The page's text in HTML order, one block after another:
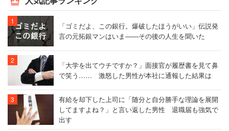
「ゴミだよ、この銀行。爆破したほうがいい」伝説発
言の元拓銀マンはいま――その後の人生を聞いた
「大学を出てウチですか？」面接官が履歴書を見て鼻
で笑う…… 激怒した男性が本社に通報した結果は
有給を却下した上司に「随分と自分勝手な理論を展開
してますよね？」と言い返した男性 退職届も強気で
出す